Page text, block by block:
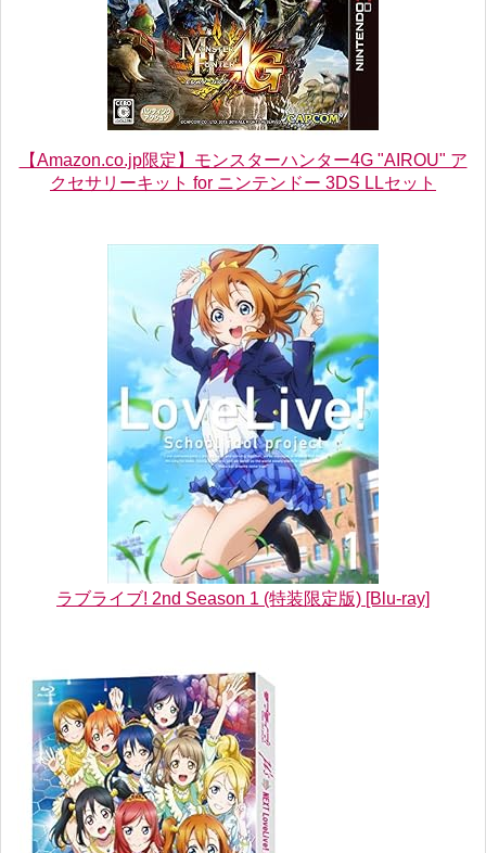
【Amazon.co.jp限定】モンスターハンター4G "AIROU" ア
クセサリーキット for ニンテンドー 3DS LLセット
ラブライブ! 2nd Season 1 (特装限定版) [Blu-ray]